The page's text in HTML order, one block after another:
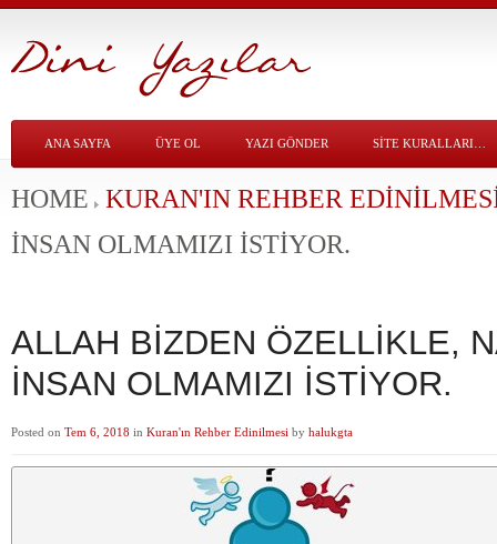
ANA SAYFA ÜYE OL YAZI GÖNDER SITE KURALLARI…
HOME KURAN'IN REHBER
İNSAN OLMAMIZI İSTİYOR.
ALLAH BİZDEN ÖZELLİKLE,
İNSAN OLMAMIZI İSTİYOR.
Posted on Tem 6, 2018 in Kuran'ın Rehber Edinilmesi by halukgta